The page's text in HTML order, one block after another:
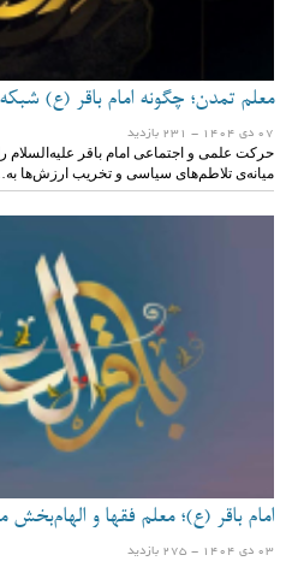
معلم تمدن؛ چگونه امام باقر (ع)
07 دی 1404 - 231 بازدید
حرکت علمی و اجتماعی امام باقر
میانه‌ی تلاطم‌های سیاسی و تخریب ارزش‌ها
امام باقر (ع)؛ معلم فقها و الهام‌بخش
03 دی 1404 - 275 بازدید